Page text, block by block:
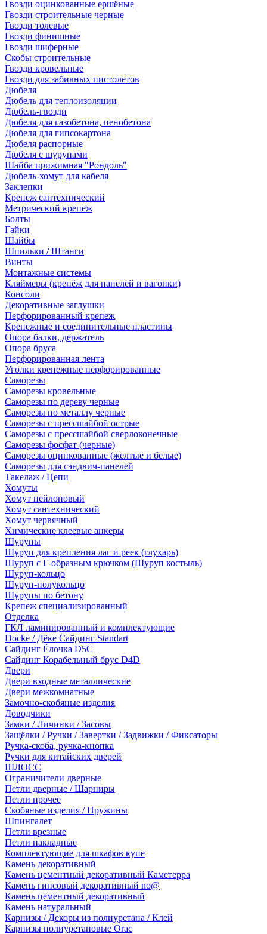
Гвозди оцинкованные ершёные
Гвозди строительные черные
Гвозди толевые
Гвозди финишные
Гвозди шиферные
Скобы строительные
Гвозди кровельные
Гвозди для забивных пистолетов
Дюбеля
Дюбель для теплоизоляции
Дюбель-гвозди
Дюбеля для газобетона, пенобетона
Дюбеля для гипсокартона
Дюбеля распорные
Дюбеля с шурупами
Шайба прижимная "Рондоль"
Дюбель-хомут для кабеля
Заклепки
Крепеж сантехнический
Метрический крепеж
Болты
Гайки
Шайбы
Шпильки / Штанги
Винты
Монтажные системы
Кляймеры (крепёж для панелей и вагонки)
Консоли
Декоративные заглушки
Перфорированный крепеж
Крепежные и соединительные пластины
Опора балки, держатель
Опора бруса
Перфорированная лента
Уголки крепежные перфорированные
Саморезы
Саморезы кровельные
Саморезы по дереву черные
Саморезы по металлу черные
Саморезы с прессшайбой острые
Саморезы с прессшайбой сверлоконечные
Саморезы фосфат (черные)
Саморезы оцинкованные (желтые и белые)
Саморезы для сэндвич-панелей
Такелаж / Цепи
Хомуты
Хомут нейлоновый
Хомут сантехнический
Хомут червячный
Химические клеевые анкеры
Шурупы
Шуруп для крепления лаг и реек (глухарь)
Шуруп с Г-образным крючком (Шуруп костыль)
Шуруп-кольцо
Шуруп-полукольцо
Шурупы по бетону
Крепеж специализированный
Отделка
ГКЛ ламинированный и комплектующие
Docke / Дёке Сайдинг Standart
Сайдинг Ёлочка D5C
Сайдинг Корабельный брус D4D
Двери
Двери входные металлические
Двери межкомнатные
Замочно-скобяные изделия
Доводчики
Замки / Личинки / Засовы
Защёлки / Ручки / Завертки / Задвижки / Фиксаторы
Ручка-скоба, ручка-кнопка
Ручки для китайских дверей
ШЛОСС
Ограничители дверные
Петли дверные / Шарниры
Петли прочее
Скобяные изделия / Пружины
Шпингалет
Петли врезные
Петли накладные
Комплектующие для шкафов купе
Камень декоративный
Камень цементный декоративный Каметерра
Камень гипсовый декоративный no@
Камень цементный декоративный
Камень натуральный
Карнизы / Декоры из полиуретана / Клей
Карнизы полиуретановые Orac